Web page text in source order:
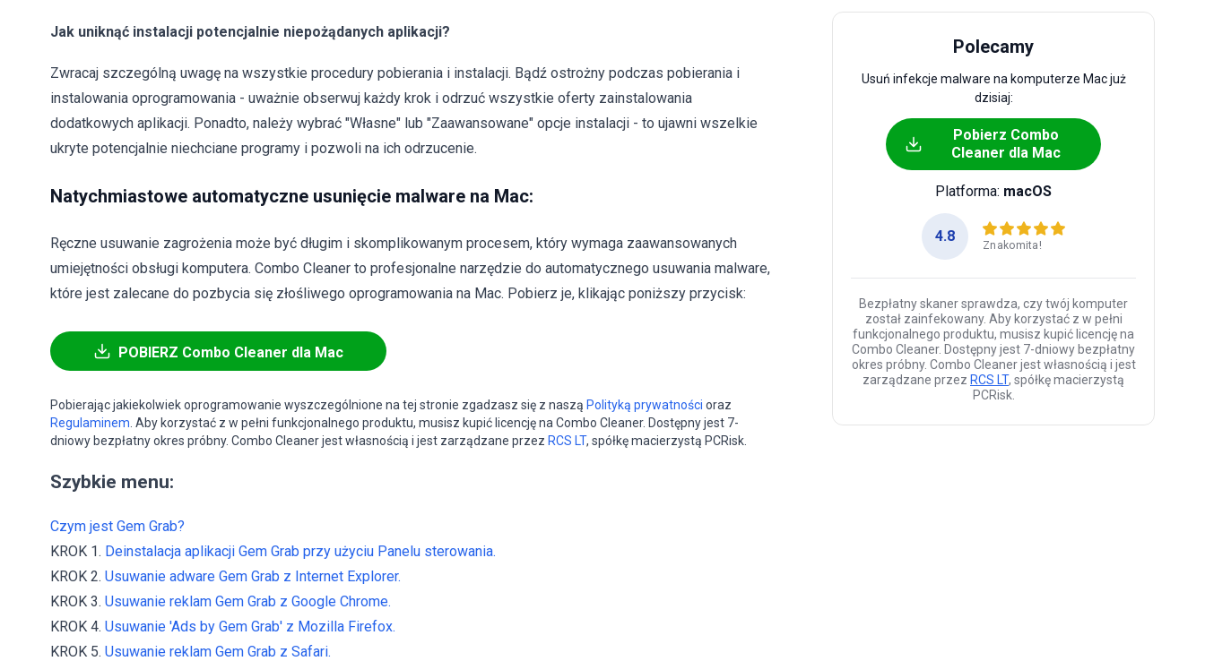
Jak uniknąć instalacji potencjalnie niepożądanych aplikacji?
Zwracaj szczególną uwagę na wszystkie procedury pobierania i instalacji. Bądź ostrożny podczas pobierania i
instalowania oprogramowania - uważnie obserwuj każdy krok i odrzuć wszystkie oferty zainstalowania
dodatkowych aplikacji. Ponadto, należy wybrać "Własne" lub "Zaawansowane" opcje instalacji - to ujawni wszelkie
ukryte potencjalnie niechciane programy i pozwoli na ich odrzucenie.
Natychmiastowe automatyczne usunięcie malware na Mac:
Ręczne usuwanie zagrożenia może być długim i skomplikowanym procesem, który wymaga zaawansowanych
umiejętności obsługi komputera. Combo Cleaner to profesjonalne narzędzie do automatycznego usuwania malware,
które jest zalecane do pozbycia się złośliwego oprogramowania na Mac. Pobierz je, klikając poniższy przycisk:
POBIERZ Combo Cleaner dla Mac
Pobierając jakiekolwiek oprogramowanie wyszczególnione na tej stronie zgadzasz się z naszą Polityką prywatności oraz
Regulaminem . Aby korzystać z w pełni funkcjonalnego produktu, musisz kupić licencję na Combo Cleaner. Dostępny jest 7-
dniowy bezpłatny okres próbny. Combo Cleaner jest własnością i jest zarządzane przez RCS LT, spółkę macierzystą PCRisk.
Szybkie menu:
Czym jest Gem Grab?
KROK 1. Deinstalacja aplikacji Gem Grab przy użyciu Panelu sterowania.
KROK 2. Usuwanie adware Gem Grab z Internet Explorer.
KROK 3. Usuwanie reklam Gem Grab z Google Chrome.
KROK 4. Usuwanie 'Ads by Gem Grab' z Mozilla Firefox.
KROK 5. Usuwanie reklam Gem Grab z Safari.
Polecamy
Usuń infekcje malware na komputerze Mac już
dzisiaj:
Pobierz Combo
Cleaner dla Mac
Platforma: macOS
4.8
Znakomita!
Bezpłatny skaner sprawdza, czy twój komputer
został zainfekowany. Aby korzystać z w pełni
funkcjonalnego produktu, musisz kupić licencję na
Combo Cleaner. Dostępny jest 7-dniowy bezpłatny
okres próbny. Combo Cleaner jest własnością i jest
zarządzane przez RCS LT, spółkę macierzystą
PCRisk.